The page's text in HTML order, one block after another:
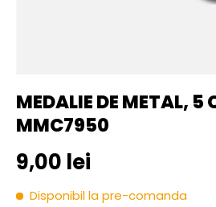
MEDALIE DE METAL, 5
MMC7950
Pret initial
9,00 lei
Disponibil la pre-comanda